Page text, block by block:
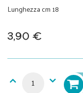
Lunghezza cm 18
3,90 €